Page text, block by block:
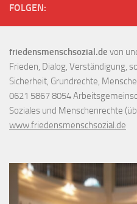
FOLGEN:
friedensmenschsozial.de von
Frieden, Dialog, Verständigung,
Sicherheit, Grundrechte,
0621 5867 8054
Soziales und Menschenrechte
www.friedensmenschsozial.de